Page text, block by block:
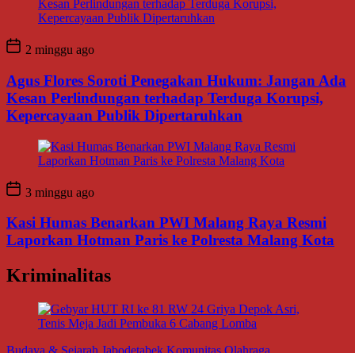
2 minggu ago
Agus Flores Soroti Penegakan Hukum: Jangan Ada
Kesan Perlindungan terhadap Terduga Korupsi,
Kepercayaan Publik Dipertaruhkan
3 minggu ago
Kasi Humas Benarkan PWI Malang Raya Resmi
Laporkan Hotman Paris ke Polresta Malang Kota
Kriminalitas